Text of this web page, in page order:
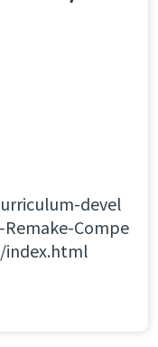
devel
Compe